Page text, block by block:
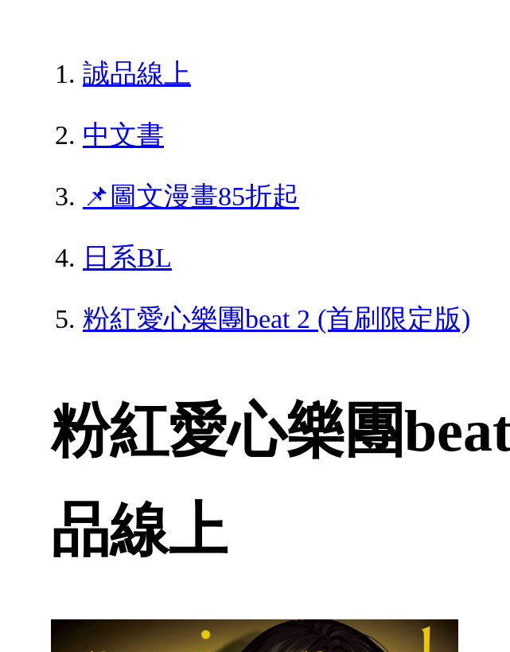
誠品線上
中文書
📌圖文漫畫85折起
日系BL
粉紅愛心樂團beat 2 (首刷限定版)
粉紅愛心樂團
品線上